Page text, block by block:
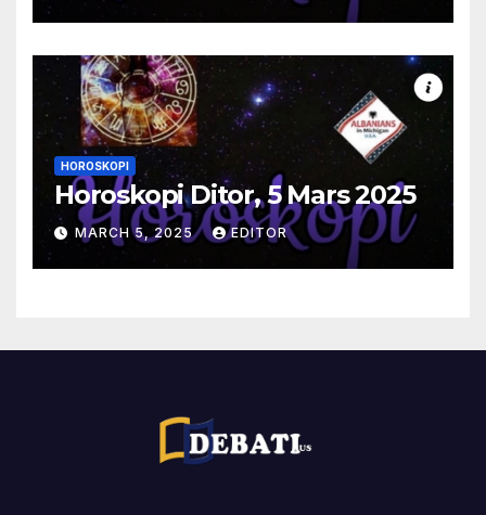
HOROSKOPI
Horoskopi Ditor, 5 Mars 2025
MARCH 5, 2025 EDITOR